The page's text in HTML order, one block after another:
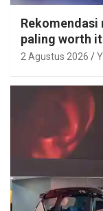
paling worth
2 Agustus 2026